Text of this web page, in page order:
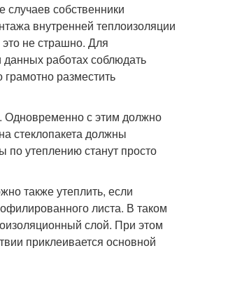
собственники
внутренней теплоизоляции
не страшно. Для
работах соблюдать
разместить
Одновременно с этим должно
стеклопакета должны
утеплению станут просто
также утеплить, если
листа. В таком
слой. При этом
приклеивается основной